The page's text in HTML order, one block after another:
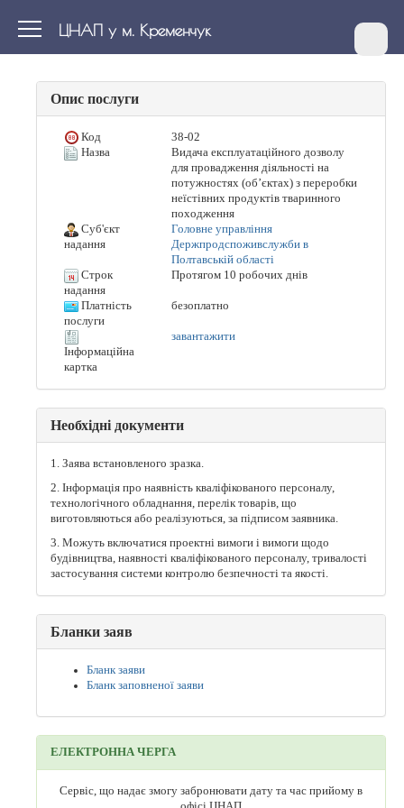
ЦНАП у м. Кременчук
Опис послуги
Код
38-02
Назва
Видача експлуатаційного дозволу
для провадження діяльності на
потужностях (об’єктах) з переробки
неїстівних продуктів тваринного
походження
Суб'єкт
надання
Головне управління
Держпродспоживслужби в
Полтавській області
Строк
надання
Протягом 10 робочих днів
Платність
послуги
безоплатно
Інформаційна
картка
завантажити
Необхідні документи
1. Заява встановленого зразка.
2. Інформація про наявність кваліфікованого персоналу,
технологічного обладнання, перелік товарів, що
виготовляються або реалізуються, за підписом заявника.
3. Можуть включатися проектні вимоги і вимоги щодо
будівництва, наявності кваліфікованого персоналу, тривалості
застосування системи контролю безпечності та якості.
Бланки заяв
Бланк заяви
Бланк заповненої заяви
ЕЛЕКТРОННА ЧЕРГА
Сервіс, що надає змогу забронювати дату та час прийому в